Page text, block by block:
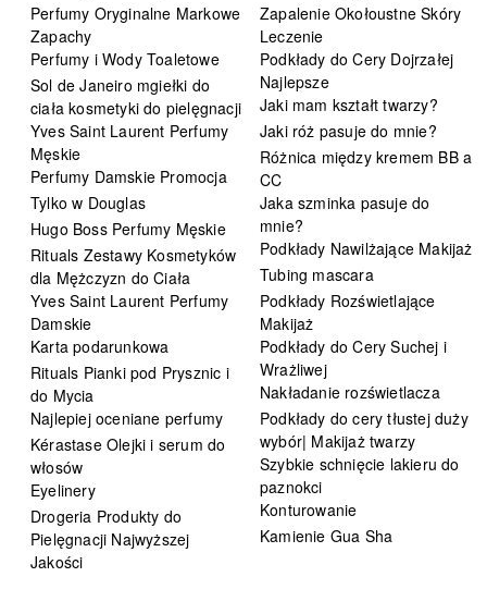
Perfumy Oryginalne Markowe
Zapachy
Perfumy i Wody Toaletowe
Sol de Janeiro mgiełki do
ciała kosmetyki do pielęgnacji
Yves Saint Laurent Perfumy
Męskie
Perfumy Damskie Promocja
Tylko w Douglas
Hugo Boss Perfumy Męskie
Rituals Zestawy Kosmetyków
dla Mężczyzn do Ciała
Yves Saint Laurent Perfumy
Damskie
Karta podarunkowa
Rituals Pianki pod Prysznic i
do Mycia
Najlepiej oceniane perfumy
Kérastase Olejki i serum do
włosów
Eyelinery
Drogeria Produkty do
Pielęgnacji Najwyższej
Jakości
Zapalenie Okołoustne Skóry
Leczenie
Podkłady do Cery Dojrzałej
Najlepsze
Jaki mam kształt twarzy?
Jaki róż pasuje do mnie?
Różnica między kremem BB a
CC
Jaka szminka pasuje do
mnie?
Podkłady Nawilżające Makijaż
Tubing mascara
Podkłady Rozświetlające
Makijaż
Podkłady do Cery Suchej i
Wrażliwej
Nakładanie rozświetlacza
Podkłady do cery tłustej duży
wybór| Makijaż twarzy
Szybkie schnięcie lakieru do
paznokci
Konturowanie
Kamienie Gua Sha